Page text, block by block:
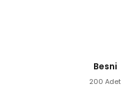
Besni
200 Adet